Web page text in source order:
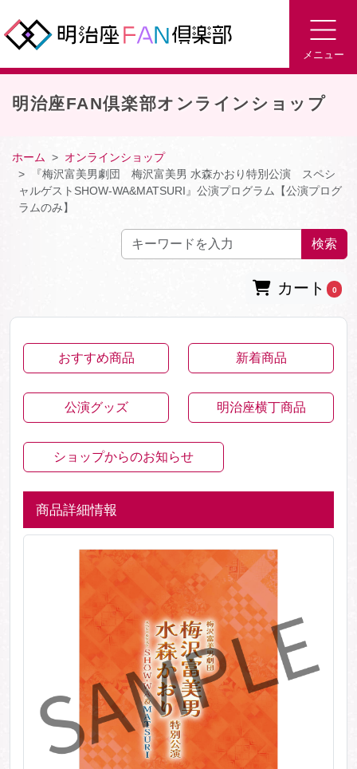
メニュー
明治座FAN倶楽部オンラインショップ
ホーム
オンラインショップ
『梅沢富美男劇団 梅沢富美男 水森かおり特別公演 スペシ
ャルゲストSHOW-WA&MATSURI』公演プログラム【公演プログ
ラムのみ】
検索
カート 0
おすすめ商品 新着商品
公演グッズ 明治座横丁商品
ショップからのお知らせ
商品詳細情報